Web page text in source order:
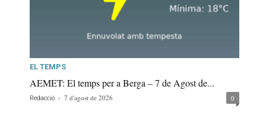
EL TEMPS
AEMET: El temps per a Berga – 7 de Agost de...
Redacció - 7 d'agost de 2026 0